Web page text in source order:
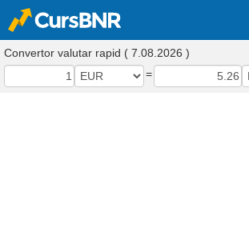
Convertor valutar rapid ( 7.08.2026 )
=